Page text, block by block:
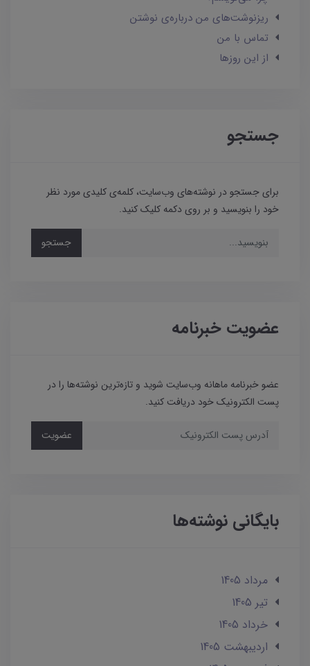
ریزنوشت‌های من درباره‌ی نوشتن
تماس با من
از این روزها
جستجو
برای جستجو در نوشته‌های وب‌سایت، کلمه‌ی کلیدی مورد نظر
خود را بنویسید و بر روی دکمه کلیک کنید.
جستجو
عضویت خبرنامه
عضو خبرنامه ماهانه وب‌سایت شوید و تازه‌ترین نوشته‌ها را در
پست الکترونیک خود دریافت کنید.
عضویت
بایگانی نوشته‌ها
مرداد 1405
تير 1405
خرداد 1405
ارديبهشت 1405